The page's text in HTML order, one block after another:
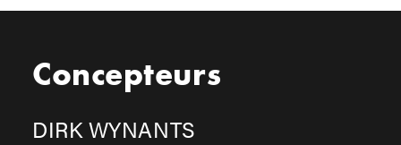
Concepteurs
DIRK WYNANTS